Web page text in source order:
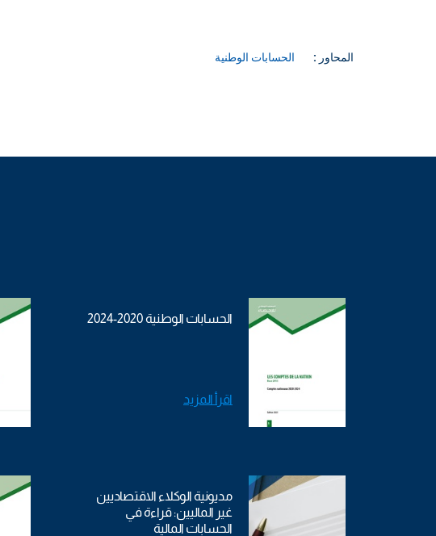
المحاور : الحسابات الوطنية
الحسابات الوطنية 2020-2024
اقرأ المزيد
مديونية الوكلاء الاقتصاديين
غير الماليين: قراءة في
الحسابات المالية